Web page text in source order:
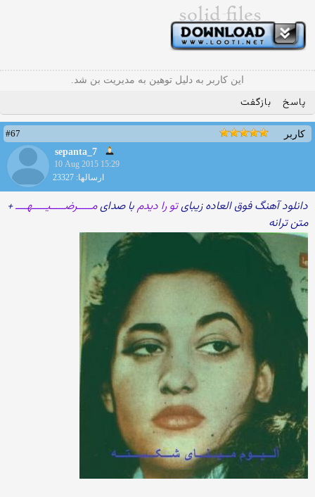
این کاربر به دلیل توهین به مدیریت بن شد.
پاسخ بازگفت
کاربر
#67
sepanta_7
10 Aug 2015 15:29
ارسالها: 23327
دانلود آهنگ فوق العاده زیبایتو را دیدمبا صدایمـــــرضـــــیـــــهــــ+
متن ترانه